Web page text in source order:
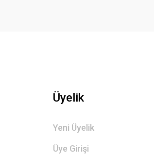
Üyelik
Yeni Üyelik
Üye Girişi